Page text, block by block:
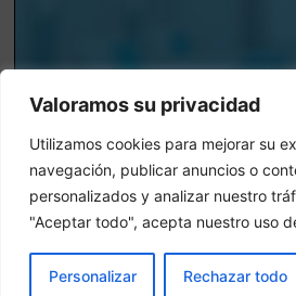
Valoramos su privacidad
Utilizamos cookies para mejorar su
navegación, publicar anuncios o
personalizados y analizar nuestro
"Aceptar todo", acepta nuestro uso
Personalizar Rechazar todo
Camera
In una camera tripla, 3 adulti